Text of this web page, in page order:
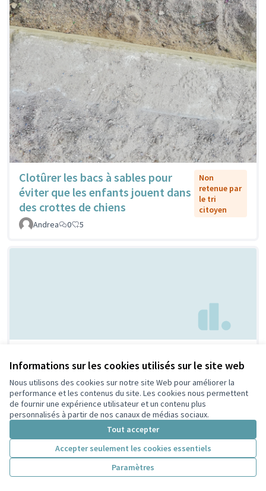
Informations sur les cookies utilisés sur le site web
Nous utilisons des cookies sur notre site Web pour améliorer la
performance et les contenus du site. Les cookies nous permettent
de fournir une expérience utilisateur et un contenu plus
personnalisés à partir de nos canaux de médias sociaux.
Tout accepter
Accepter seulement les cookies essentiels
Paramètres
Clotûrer les bacs à sables pour
éviter que les enfants jouent dans
des crottes de chiens
Non
retenue par
le tri
citoyen
Andrea
0 5
et des religions
tri citoyen
GARRET-FLAUDY SALHI
0 0